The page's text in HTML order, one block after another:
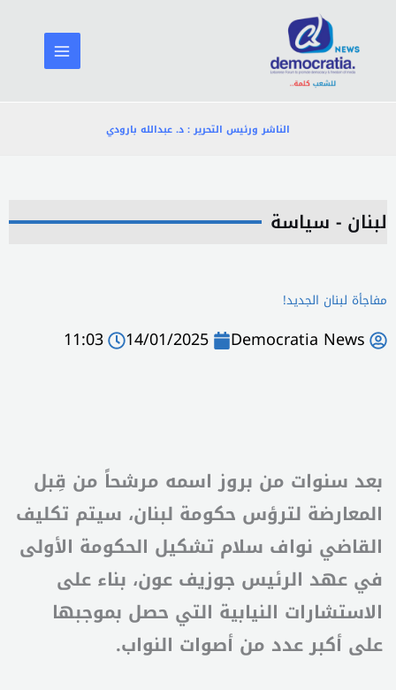
المحتوى
الناشر ورئيس التحرير : د. عبدالله بارودي
لبنان - سياسة
مفاجأة لبنان الجديد!
Democratia News
14/01/2025
11:03
بعد سنوات من بروز اسمه مرشحاً من قِبل
المعارضة لترؤس حكومة لبنان، سيتم تكليف
القاضي نواف سلام تشكيل الحكومة الأولى
في عهد الرئيس جوزيف عون، بناء على
الاستشارات النيابية التي حصل بموجبها
على أكبر عدد من أصوات النواب.